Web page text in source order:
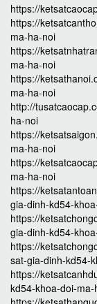
https://
https://
ma-ha-noi
https://
ma-ha-noi
https://
ma-ha-noi
http://
ha-noi
https://
ma-ha-noi
https://
ma-ha-noi
https://
gia-dinh-kd54-
https://
gia-dinh-kd54-
https://
sat-gia-dinh-kd54-
https://
kd54-khoa-doi-